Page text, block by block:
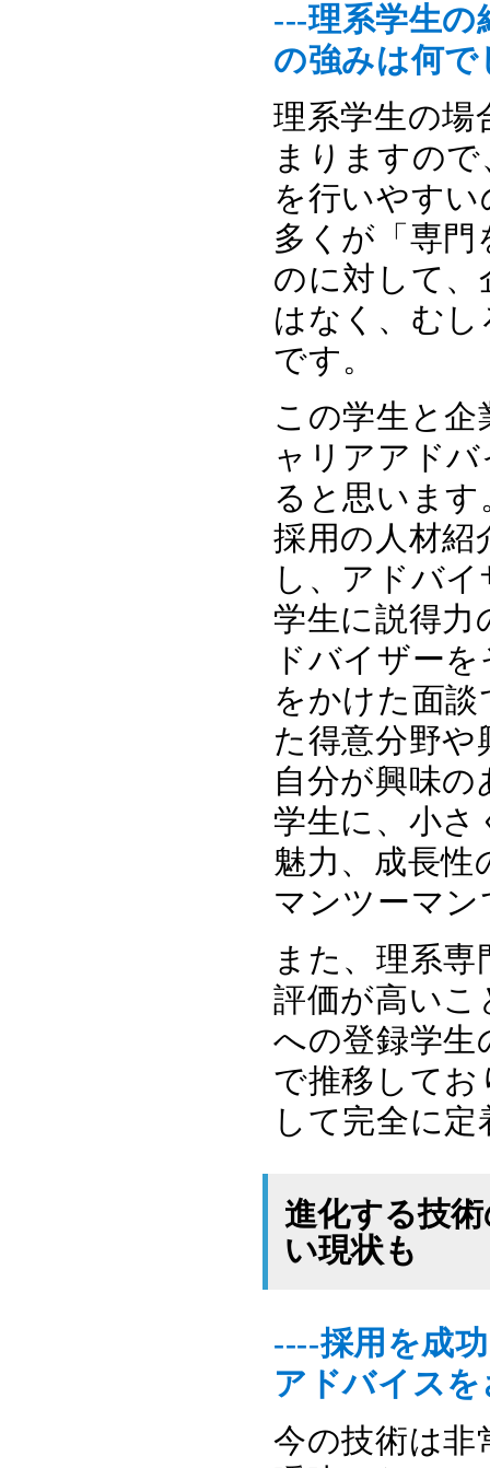
---理系学生
の強みは何
理系学生の場
まりますの
を行いやす
多くが「専
のに対して、
はなく、む
です。
この学生と
ャリアアド
ると思いま
採用の人材紹
し、アドバ
学生に説得
ドバイザー
をかけた面
た得意分野や
自分が興味
学生に、小
魅力、成長
マンツーマ
また、理系
評価が高いこ
への登録学生
で推移してお
して完全に
進化する技
い現状も
----採用を成
アドバイス
今の技術は非